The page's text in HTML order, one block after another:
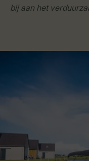
bij aan het